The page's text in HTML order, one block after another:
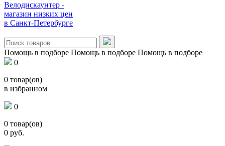
Велодискаунтер -
магазин низких цен
в Санкт-Петербурге
Помощь в подборе Помощь в подборе Помощь в подборе
0
0 товар(ов)
в избранном
0
0 товар(ов)
0 руб.